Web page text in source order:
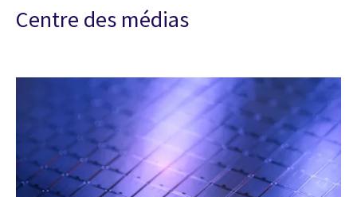
Centre des médias